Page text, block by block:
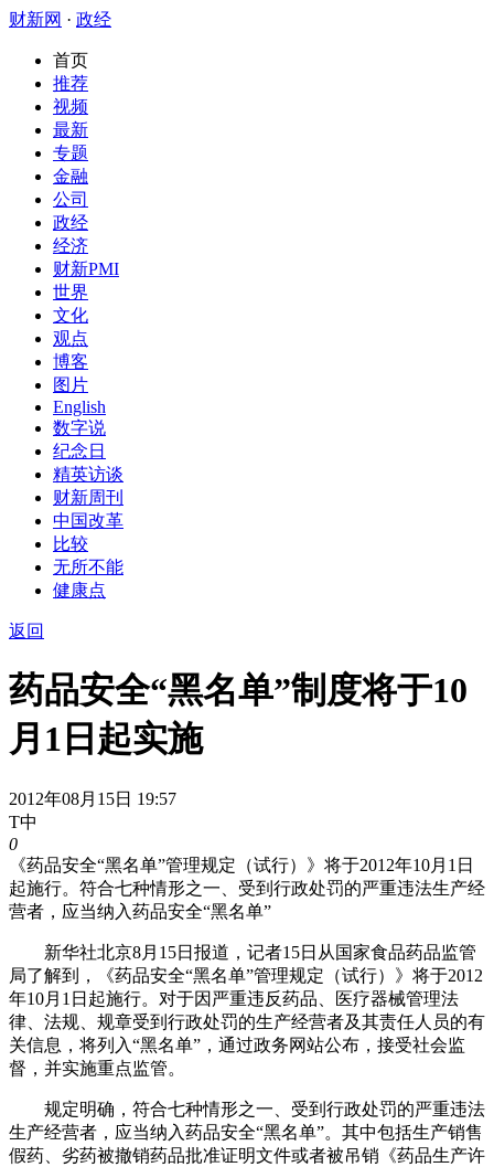
财新网 · 政经
首页
推荐
视频
最新
专题
金融
公司
政经
经济
财新PMI
世界
文化
观点
博客
图片
English
数字说
纪念日
精英访谈
财新周刊
中国改革
比较
无所不能
健康点
返回
药品安全“黑名单”制度将于10
月1日起实施
2012年08月15日 19:57
T中
0
《药品安全“黑名单”管理规定（试行）》将于2012年10月1日
起施行。符合七种情形之一、受到行政处罚的严重违法生产经
营者，应当纳入药品安全“黑名单”
新华社北京8月15日报道，记者15日从国家食品药品监管
局了解到，《药品安全“黑名单”管理规定（试行）》将于2012
年10月1日起施行。对于因严重违反药品、医疗器械管理法
律、法规、规章受到行政处罚的生产经营者及其责任人员的有
关信息，将列入“黑名单”，通过政务网站公布，接受社会监
督，并实施重点监管。
规定明确，符合七种情形之一、受到行政处罚的严重违法
生产经营者，应当纳入药品安全“黑名单”。其中包括生产销售
假药、劣药被撤销药品批准证明文件或者被吊销《药品生产许